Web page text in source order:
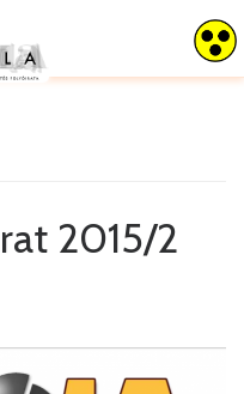
2015/2